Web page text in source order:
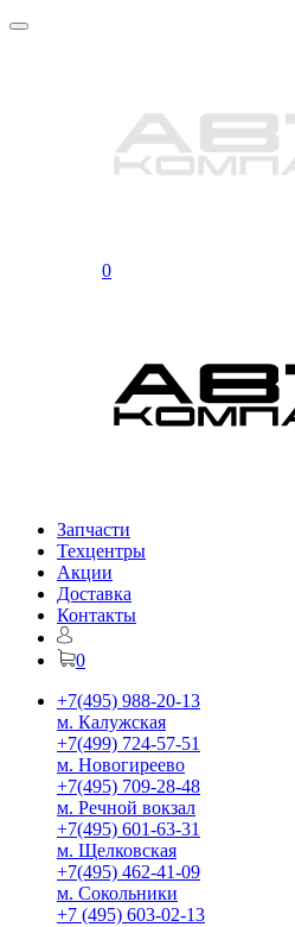
0
Запчасти
Техцентры
Акции
Доставка
Контакты
0
+7(495) 988-20-13
м. Калужская
+7(499) 724-57-51
м. Новогиреево
+7(495) 709-28-48
м. Речной вокзал
+7(495) 601-63-31
м. Щелковская
+7(495) 462-41-09
м. Сокольники
+7 (495) 603-02-13